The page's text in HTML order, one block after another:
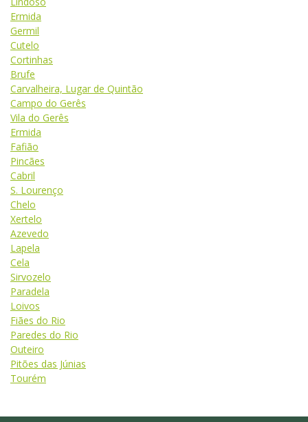
Ermida
Germil
Cutelo
Cortinhas
Brufe
Carvalheira, Lugar de Quintão
Campo do Gerês
Vila do Gerês
Ermida
Fafião
Pincães
Cabril
S. Lourenço
Chelo
Xertelo
Azevedo
Lapela
Cela
Sirvozelo
Paradela
Loivos
Fiães do Rio
Paredes do Rio
Outeiro
Pitões das Júnias
Tourém